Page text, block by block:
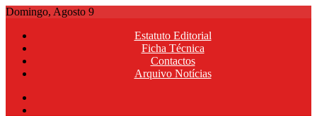
Skip
content
Domingo, Agosto 9
Estatuto Editorial
Ficha Técnica
Contactos
Arquivo Notícias